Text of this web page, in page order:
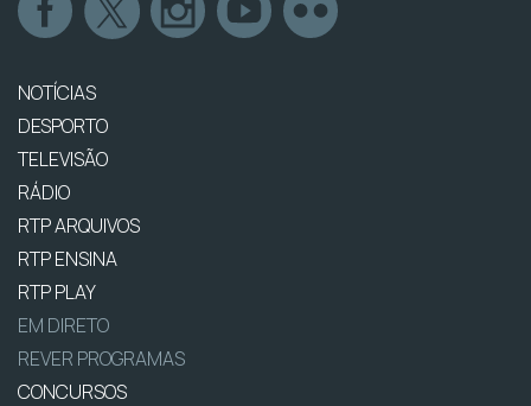
NOTÍCIAS
DESPORTO
TELEVISÃO
RÁDIO
RTP ARQUIVOS
RTP ENSINA
RTP PLAY
EM DIRETO
REVER PROGRAMAS
CONCURSOS